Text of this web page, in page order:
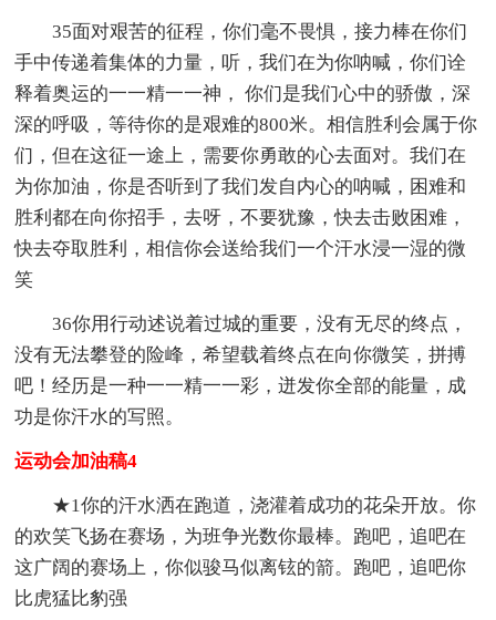
35面对艰苦的征程，你们毫不畏惧，接力棒在你们
手中传递着集体的力量，听，我们在为你呐喊，你们诠
释着奥运的一一精一一神， 你们是我们心中的骄傲，深
深的呼吸，等待你的是艰难的800米。相信胜利会属于你
们，但在这征一途上，需要你勇敢的心去面对。我们在
为你加油，你是否听到了我们发自内心的呐喊，困难和
胜利都在向你招手，去呀，不要犹豫，快去击败困难，
快去夺取胜利，相信你会送给我们一个汗水浸一湿的微
笑
36你用行动述说着过城的重要，没有无尽的终点，
没有无法攀登的险峰，希望载着终点在向你微笑，拼搏
吧！经历是一种一一精一一彩，迸发你全部的能量，成
功是你汗水的写照。
运动会加油稿4
★1你的汗水洒在跑道，浇灌着成功的花朵开放。你
的欢笑飞扬在赛场，为班争光数你最棒。跑吧，追吧在
这广阔的赛场上，你似骏马似离铉的箭。跑吧，追吧你
比虎猛比豹强